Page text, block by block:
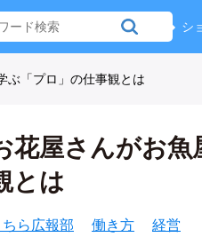
シ
ぶ「プロ」の仕事観とは
花屋さんがお
とは
ちら広報部 働き方
経営